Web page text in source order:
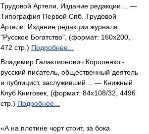
Трудовой Артели, Издание редакции… —
Типография Первой Спб. Трудовой
Артели, Издание редакции журнала
"Русское Богатство", (формат: 160x200,
472 стр.) Подробнее...
Владимир Галактионович Короленко -
русский писатель, общественный деятель
и публицист, заслуживший… — Книжный
Клуб Книговек, (формат: 84x108/32, 4496
стр.) Подробнее...
«А на плотине чорт стоит, за бока